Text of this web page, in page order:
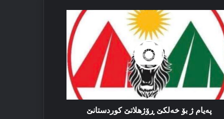
ئەڤ تاوان دوبارە نەبن
په‌یام ژ بۆ خه‌لکێ ڕۆژهلاتێ کوردستانێ